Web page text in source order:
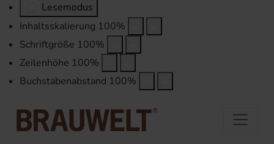
Lesemodus
Inhaltsskalierung 100%
Schriftgröße 100%
Zeilenhöhe 100%
Buchstabenabstand 100%